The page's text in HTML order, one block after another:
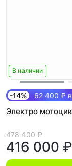
В наличии
-14% 62 400 ₽
Электро
478 400 ₽
416 000 ₽